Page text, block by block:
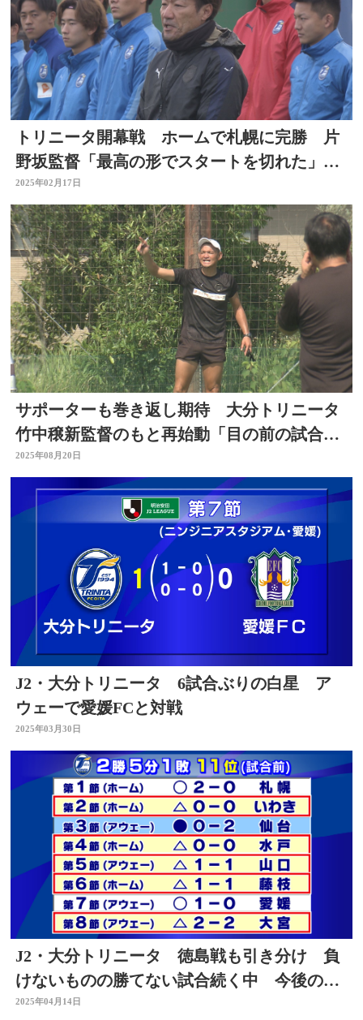
トリニータ開幕戦 ホームで札幌に完勝 片
野坂監督「最高の形でスタートを切れた」約
1万4500人が歓喜
2025年02月17日
サポーターも巻き返し期待 大分トリニータ
竹中穣新監督のもと再始動「目の前の試合で
ポイントを取る」
2025年08月20日
J2・大分トリニータ 6試合ぶりの白星 ア
ウェーで愛媛FCと対戦
2025年03月30日
J2・大分トリニータ 徳島戦も引き分け 負
けないものの勝てない試合続く中 今後の展
望は？
2025年04月14日